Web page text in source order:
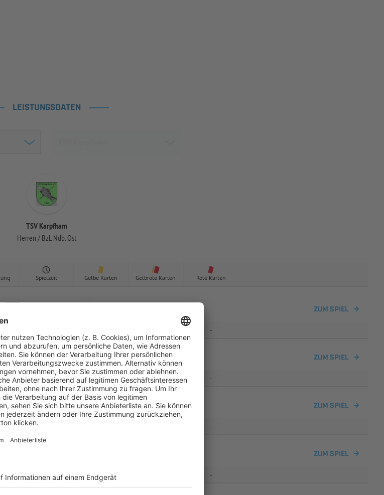
LEISTUNGSDATEN
TSV Karpfham
Herren / BzL Ndb. Ost
Spielzeit Gelbe Karten Gelbrote Karten Rote Karten
ZUM SPIEL
-
 :
( :  )
TSV Karpfham ZUM SPIEL
- - - -
 :
( : )
TSV Karpfham ZUM SPIEL
-
ZUM SPIEL
- - -